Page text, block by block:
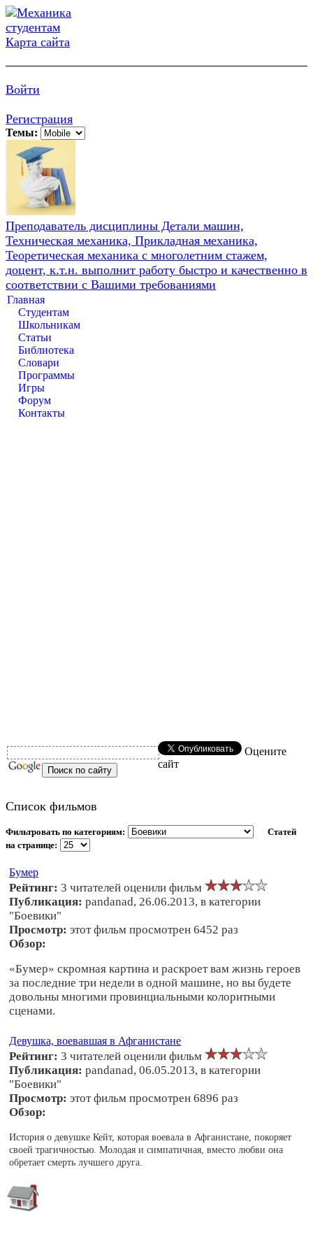
Карта сайта
Войти
Регистрация
Темы:
Преподаватель дисциплины Детали машин,
Техническая механика, Прикладная механика,
Теоретическая механика с многолетним стажем,
доцент, к.т.н. выполнит работу быстро и качественно в
соответствии с Вашими требованиями
Главная
Студентам
Школьникам
Статьи
Библиотека
Словари
Программы
Игры
Форум
Контакты
Оцените
сайт
Список фильмов
Фильтровать по категориям:
Статей
на странице:
Бумер
Рейтинг: 3 читателей оценили фильм
Публикация: pandanad, 26.06.2013, в категории
"Боевики"
Просмотр: этот фильм просмотрен 6452 раз
Обзор:
«Бумер» скромная картина и раскроет вам жизнь героев
за последние три недели в одной машине, но вы будете
довольны многими провинциальными колоритными
сценами.
Девушка, воевавшая в Афганистане
Рейтинг: 3 читателей оценили фильм
Публикация: pandanad, 06.05.2013, в категории
"Боевики"
Просмотр: этот фильм просмотрен 6896 раз
Обзор:
История о девушке Кейт, которая воевала в Афганистане, покоряет
своей трагичностью. Молодая и симпатичная, вместо любви она
обретает смерть лучшего друга.